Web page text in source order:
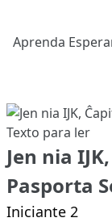
Aprenda
Jen nia
Pasporta
Iniciante 2